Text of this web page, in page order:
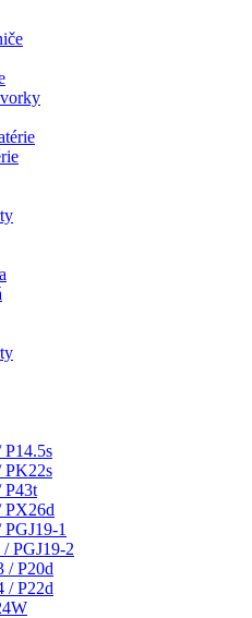
PK22s
P43t
PX26d
1
PGJ19-2
/ P20d
/ P22d